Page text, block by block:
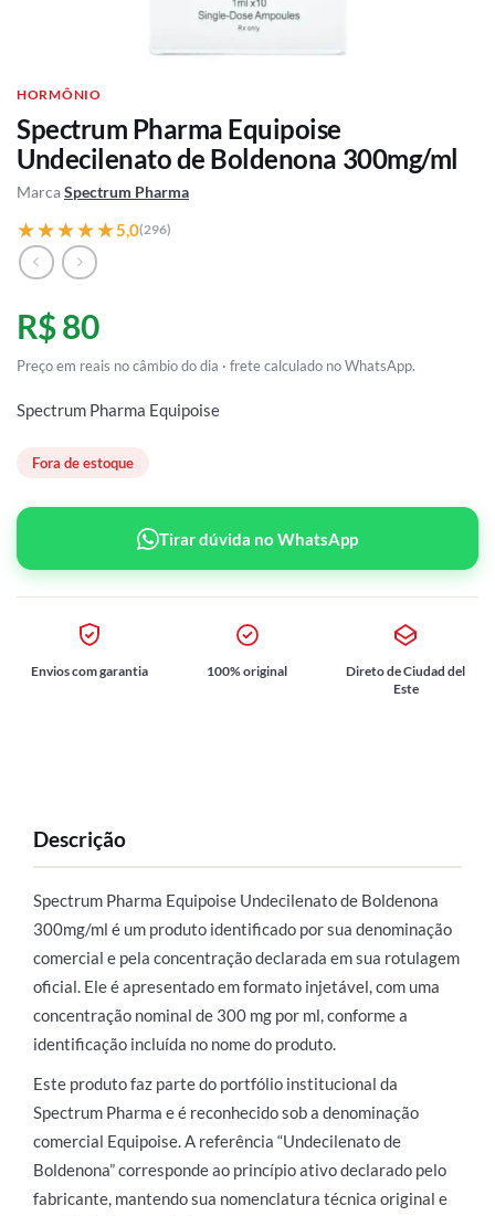
HORMÔNIO
Spectrum Pharma Equipoise
Undecilenato de Boldenona 300mg/ml
MarcaSpectrum Pharma
★★★★★
★★★★★5,0(296)
R$ 80
Preço em reais no câmbio do dia · frete calculado no WhatsApp.
Spectrum Pharma Equipoise
Fora de estoque
Tirar dúvida no WhatsApp
Envios com garantia 100% original
Direto de Ciudad del
Este
Descrição
Spectrum Pharma Equipoise Undecilenato de Boldenona
300mg/ml é um produto identificado por sua denominação
comercial e pela concentração declarada em sua rotulagem
oficial. Ele é apresentado em formato injetável, com uma
concentração nominal de 300 mg por ml, conforme a
identificação incluída no nome do produto.
Este produto faz parte do portfólio institucional da
Spectrum Pharma e é reconhecido sob a denominação
comercial Equipoise. A referência “Undecilenato de
Boldenona” corresponde ao princípio ativo declarado pelo
fabricante, mantendo sua nomenclatura técnica original e